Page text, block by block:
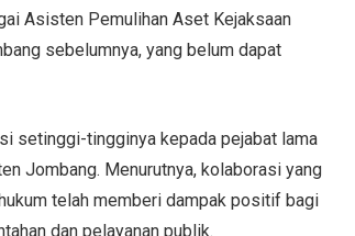
Asisten Pemulihan Aset Kejaksaan
sebelumnya, yang belum dapat
setinggi-tingginya kepada pejabat lama
Jombang. Menurutnya, kolaborasi yang
telah memberi dampak positif bagi
dan pelayanan publik.